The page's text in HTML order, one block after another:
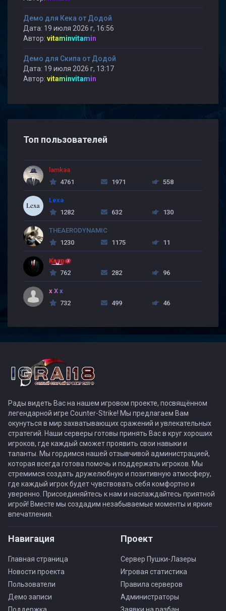
Демо для Кека от Додой
Дата: 19 июля 2026 г, 16:56
Автор: vitaminvitamin
Демо для Скипа от Додой
Дата: 19 июля 2026 г, 13:17
Автор: vitaminvitamin
Топ пользователей
lamkaa
4761
1971 558
Lexa
1282
632 130
THEAERODYNAMIC
1230
1175 11
Kasper
762
282 96
x X x
732
499 46
Рады видеть Вас на нашем игровом проекте, посвящённом
легендарной игре Counter-Strike! Мы предлагаем Вам
окунуться в мир захватывающих сражений и увлекательных
стратегий. Наши серверы готовы принять Вас в круг хороших
игроков, где каждый сможет проявить свои навыки и
таланты. Мы гордимся нашей отзывчивой администрацией,
которая всегда готова помочь и поддержать игроков. Мы
стремимся создать дружелюбную и позитивную атмосферу,
где каждый игрок будет чувствовать себя комфортно и
уверенно. Присоединяйтесь к нам и наслаждайтесь приятной
игрой! Вместе мы создадим незабываемые моменты и яркие
впечатления.
Навигация
Главная страница
Новости проекта
Пользователи
Демо записи
Проект
Сервер Пушки-Лазеры
Игровая статистика
Правила серверов
Администраторы